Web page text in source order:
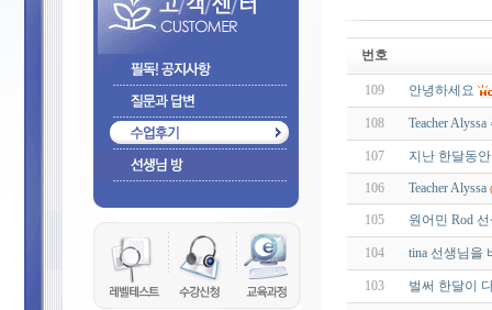
번호
109 안녕하세요
108 Teacher
107 지난 한달동
106 Teacher Alyssa
105 원어민 Rod
104 tina 선생님을
103 벌써 한달이